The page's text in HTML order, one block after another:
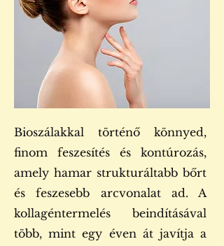
Bioszálakkal történő könnyed,
finom feszesítés és kontúrozás,
amely hamar strukturáltabb bőrt
és feszesebb arcvonalat ad. A
kollagéntermelés beindításával
több, mint egy éven át javítja a